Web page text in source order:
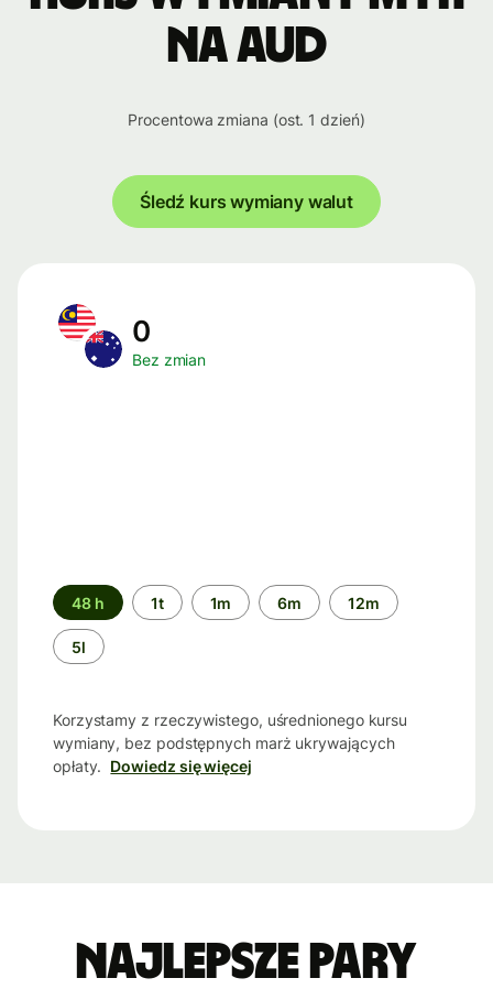
na AUD
Procentowa zmiana (ost. 1 dzień)
Śledź kurs wymiany walut
0
Bez zmian
Przedział
czasu
48 h 1t 1m 6m 12m
5l
Korzystamy z rzeczywistego, uśrednionego kursu
wymiany, bez podstępnych marż ukrywających
opłaty. Dowiedz się więcej
Najlepsze pary